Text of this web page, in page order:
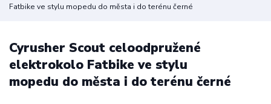
Fatbike ve stylu mopedu do města i do terénu černé
Cyrusher Scout celoodpružené
elektrokolo Fatbike ve stylu
mopedu do města i do terénu černé